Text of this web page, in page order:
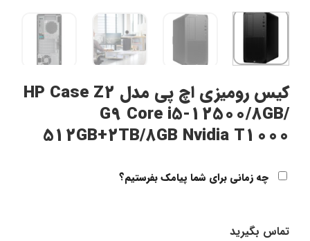
کیس رومیزی اچ پی مدل HP Case Z2
G9 Core i5-12500/8GB/
512GB+2TB/8GB Nvidia T1000
چه زمانی برای شما پیامک بفرستیم؟
تماس بگیرید